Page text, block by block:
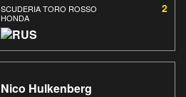
SCUDERIA TORO ROSSO
HONDA
2
Nico Hulkenberg